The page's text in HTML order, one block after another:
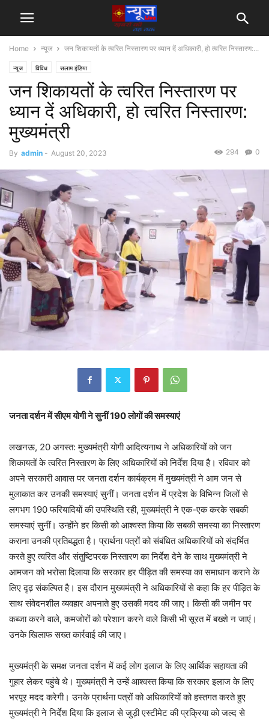
Home न्यूज जन शिकायतों के त्वरित निस्तारण पर ध्यान दें अधिकारी, हो त्वरित निस्तारण:...
न्यूज विविध सलाम इंडिया
जन शिकायतों के त्वरित निस्तारण पर
ध्यान दें अधिकारी, हो त्वरित निस्तारण:
मुख्यमंत्री
By admin - August 20, 2023 0
294
जनता दर्शन में सीएम योगी ने सुनीं 190 लोगों की समस्याएं
लखनऊ, 20 अगस्त: मुख्यमंत्री योगी आदित्यनाथ ने अधिकारियों को जन
शिकायतों के त्वरित निस्तारण के लिए अधिकारियों को निर्देश दिया है। रविवार को
अपने सरकारी आवास पर जनता दर्शन कार्यक्रम में मुख्यमंत्री ने आम जन से
मुलाकात कर उनकी समस्याएं सुनीं। जनता दर्शन में प्रदेश के विभिन्न जिलों से
लगभग 190 फरियादियों की उपस्थिति रही, मुख्यमंत्री ने एक-एक करके सबकी
समस्याएं सुनीं। उन्होंने हर किसी को आश्वस्त किया कि सबकी समस्या का निस्तारण
कराना उनकी प्रतिबद्धता है। प्रार्थना पत्रों को संबंधित अधिकारियों को संदर्भित
करते हुए त्वरित और संतुष्टिपरक निस्तारण का निर्देश देने के साथ मुख्यमंत्री ने
आमजन को भरोसा दिलाया कि सरकार हर पीड़ित की समस्या का समाधान कराने के
लिए दृढ़ संकल्पित है। इस दौरान मुख्यमंत्री ने अधिकारियों से कहा कि हर पीड़ित के
साथ संवेदनशील व्यवहार अपनाते हुए उसकी मदद की जाए। किसी की जमीन पर
कब्जा करने वाले, कमजोरों को परेशान करने वाले किसी भी सूरत में बख्शे न जाएं।
उनके खिलाफ सख्त कार्रवाई की जाए।
मुख्यमंत्री के समक्ष जनता दर्शन में कई लोग इलाज के लिए आर्थिक सहायता की
गुहार लेकर पहुंचे थे। मुख्यमंत्री ने उन्हें आश्वस्त किया कि सरकार इलाज के लिए
भरपूर मदद करेगी। उनके प्रार्थना पत्रों को अधिकारियों को हस्तगत करते हुए
मुख्यमंत्री ने निर्देश दिया कि इलाज से जुड़ी एस्टीमेट की प्रक्रिया को जल्द से